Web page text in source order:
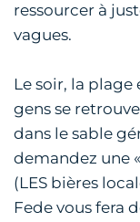
ressourcer à
vagues.
Le soir, la plage
gens se
dans le sable
demandez une
(LES bières
Fede vous fera